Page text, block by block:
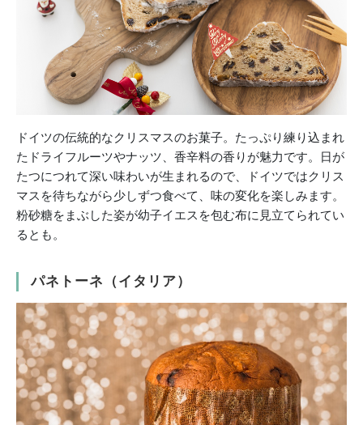
ドイツの伝統的なクリスマスのお菓子。たっぷり練り込まれ
たドライフルーツやナッツ、香辛料の香りが魅力です。日が
たつにつれて深い味わいが生まれるので、ドイツではクリス
マスを待ちながら少しずつ食べて、味の変化を楽しみます。
粉砂糖をまぶした姿が幼子イエスを包む布に見立てられてい
るとも。
パネトーネ（イタリア）